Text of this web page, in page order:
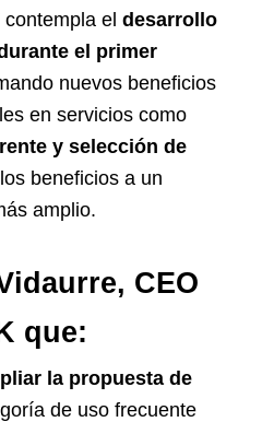
el desarrollo
el primer
nuevos beneficios
en servicios como
y selección de
beneficios a un
amplio.
CEO
que:
la propuesta de
de uso frecuente